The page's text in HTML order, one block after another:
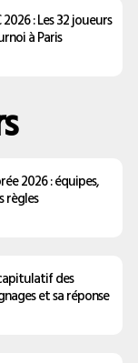
: Les 32 joueurs
à Paris
2026 : équipes,
règles
des
et sa réponse